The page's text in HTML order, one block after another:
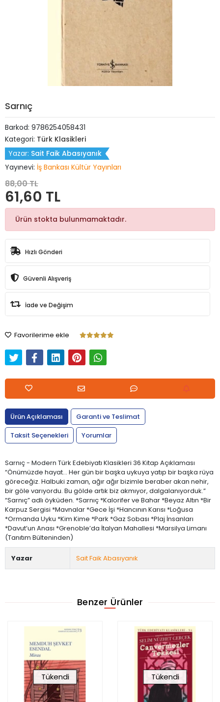
Sarnıç
Barkod: 9786254058431
Kategori: Türk Klasikleri
Yazar: Sait Faik Abasıyanık
Yayınevi: İş Bankası Kültür Yayınları
88,00 TL
61,60 TL
Ürün stokta bulunmamaktadır.
Hızlı Gönderi
Güvenli Alışveriş
İade ve Değişim
Favorilerime ekle
Ürün Açıklaması
Garanti ve Teslimat
Taksit Seçenekleri
Yorumlar
Sarnıç - Modern Türk Edebiyatı Klasikleri 36 Kitap Açıklaması
“Önümüzde hayat... Her gün bir başka uykuya yatıp bir başka rüya
göreceğiz. Halbuki zaman, ağır ağır bizimle beraber akan nehir,
bir göle varıyordu. Bu gölde artık biz akmıyor, dalgalanıyorduk.”
“Sarnıç” adlı öyküden. *Sarnıç *Kalorifer ve Bahar *Beyaz Altın *Bir
Karpuz Sergisi *Mavnalar *Gece İşi *Hancının Karısı *Loğusa
*Ormanda Uyku *Kim Kime *Park *Gaz Sobası *Plaj İnsanları
*Davut’un Anası *Grenoble’da İtalyan Mahallesi *Marsilya Limanı
(Tanıtım Bülteninden)
Yazar Sait Faik Abasıyanık
Benzer Ürünler
Tükendi Tükendi